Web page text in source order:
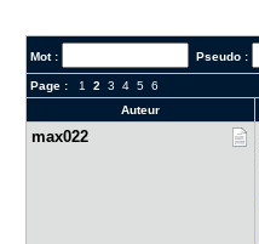
Mot : Pseudo :
Page : 1 2 3 4 5 6
Auteur
max022